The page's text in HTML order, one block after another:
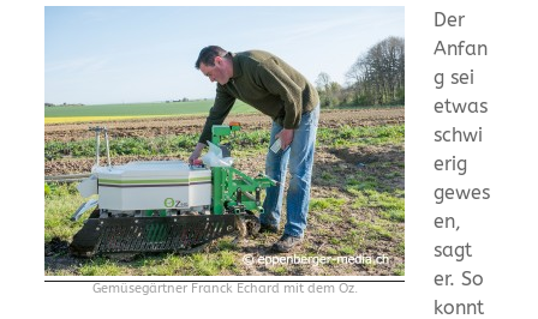
Gemüsegärtner Franck Echard mit dem Oz.
Der
Anfan
g sei
etwas
schwi
erig
gewes
en,
sagt
er. So
konnt